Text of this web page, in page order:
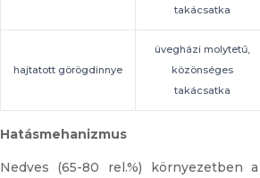
takácsatka
hajtatott görögdinnye
üvegházi molytetű,
közönséges
takácsatka
Hatásmehanizmus
Nedves (65-80 rel.%) környezetben a